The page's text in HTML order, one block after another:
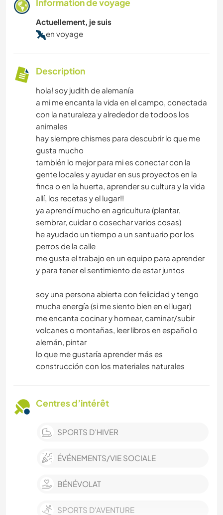
Information de voyage
Actuellement, je suis
en voyage
Description
hola! soy judith de alemanía
a mi me encanta la vida en el campo, conectada
con la naturaleza y alrededor de todoos los
animales
hay siempre chismes para descubrir lo que me
gusta mucho
también lo mejor para mi es conectar con la
gente locales y ayudar en sus proyectos en la
finca o en la huerta, aprender su cultura y la vida
allí, los recetas y el lugar!!
ya aprendí mucho en agricultura (plantar,
sembrar, cuidar o cosechar varios cosas)
he ayudado un tiempo a un santuario por los
perros de la calle
me gusta el trabajo en un equipo para aprender
y para tener el sentimiento de estar juntos
soy una persona abierta con felicidad y tengo
mucha energía (si me siento bien en el lugar)
me encanta cocinar y hornear, caminar/subir
volcanes o montañas, leer libros en español o
alemán, pintar
lo que me gustaría aprender más es
construcción con los materiales naturales
Centres d’intérêt
SPORTS D’HIVER
ÉVÉNEMENTS/VIE SOCIALE
BÉNÉVOLAT
SPORTS D'AVENTURE